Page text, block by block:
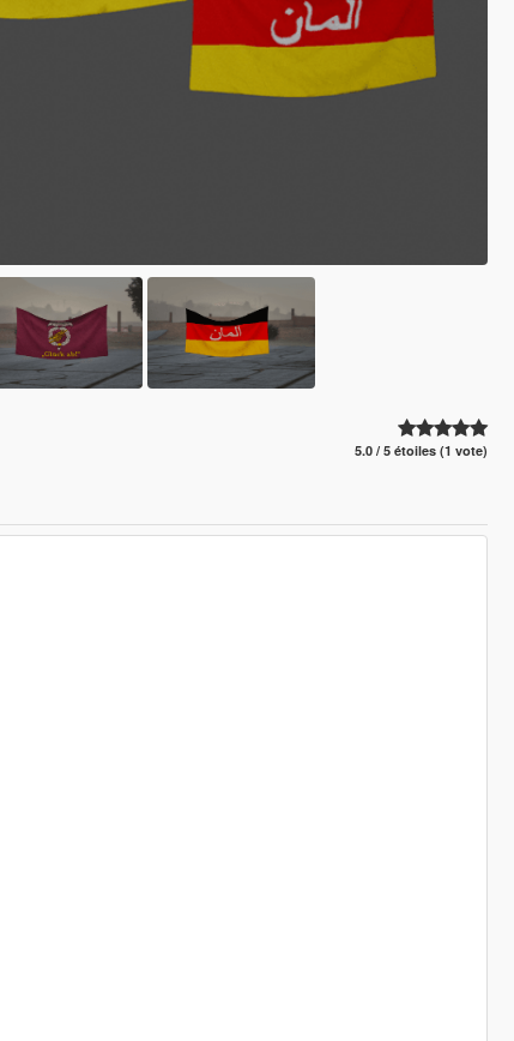
5.0 / 5 étoiles (1 vote)